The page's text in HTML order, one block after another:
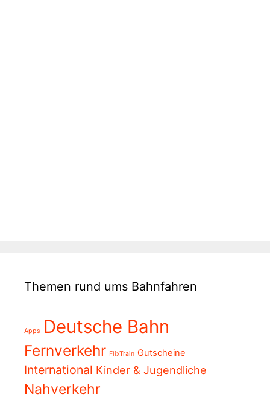
Themen rund ums Bahnfahren
Apps Deutsche Bahn
Fernverkehr FlixTrain Gutscheine
International Kinder & Jugendliche
Nahverkehr